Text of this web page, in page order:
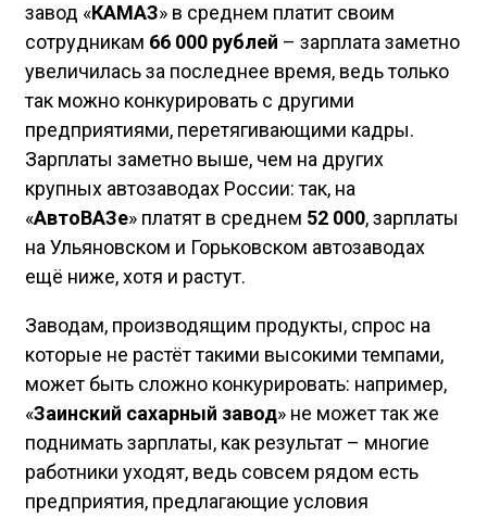
завод «КАМАЗ» в среднем платит своим
сотрудникам 66 000 рублей – зарплата заметно
увеличилась за последнее время, ведь только
так можно конкурировать с другими
предприятиями, перетягивающими кадры.
Зарплаты заметно выше, чем на других
крупных автозаводах России: так, на
«АвтоВАЗе» платят в среднем 52 000, зарплаты
на Ульяновском и Горьковском автозаводах
ещё ниже, хотя и растут.
Заводам, производящим продукты, спрос на
которые не растёт такими высокими темпами,
может быть сложно конкурировать: например,
«Заинский сахарный завод» не может так же
поднимать зарплаты, как результат – многие
работники уходят, ведь совсем рядом есть
предприятия, предлагающие условия